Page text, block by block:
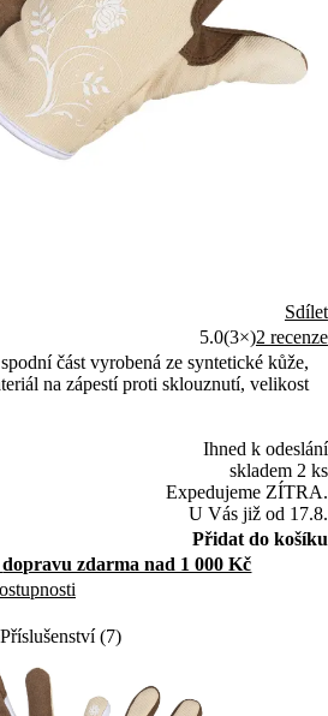
Sdílet
5.0(3×)2 recenze
část vyrobená ze syntetické kůže,
na zápestí proti sklouznutí, velikost
Ihned k odeslání
skladem 2 ks
Expedujeme ZÍTRA.
U Vás již od 17.8.
Přidat do košíku
dopravu zdarma nad 1 000 Kč
Příslušenství (7)